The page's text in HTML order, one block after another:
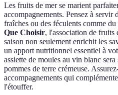
Les fruits de mer se marient
accompagnements. Pensez à servir
fraîches ou des féculents comme
Que Choisir, l'association de fruits
saison non seulement enrichit les
un apport nutritionnel essentiel à
assiette de moules au vin blanc
pommes de terre crémeuse.
accompagnements qui
l'étouffer.